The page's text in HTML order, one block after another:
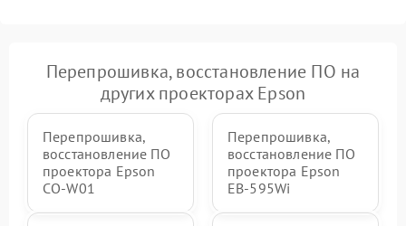
Перепрошивка, восстановление ПО на
других проекторах Epson
Перепрошивка,
восстановление ПО
проектора Epson
CO-W01
Перепрошивка,
восстановление ПО
проектора Epson
EB-595Wi